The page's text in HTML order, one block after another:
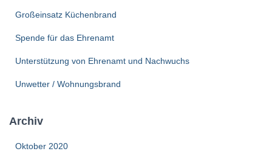
Großeinsatz Küchenbrand
Spende für das Ehrenamt
Unterstützung von Ehrenamt und Nachwuchs
Unwetter / Wohnungsbrand
Archiv
Oktober 2020